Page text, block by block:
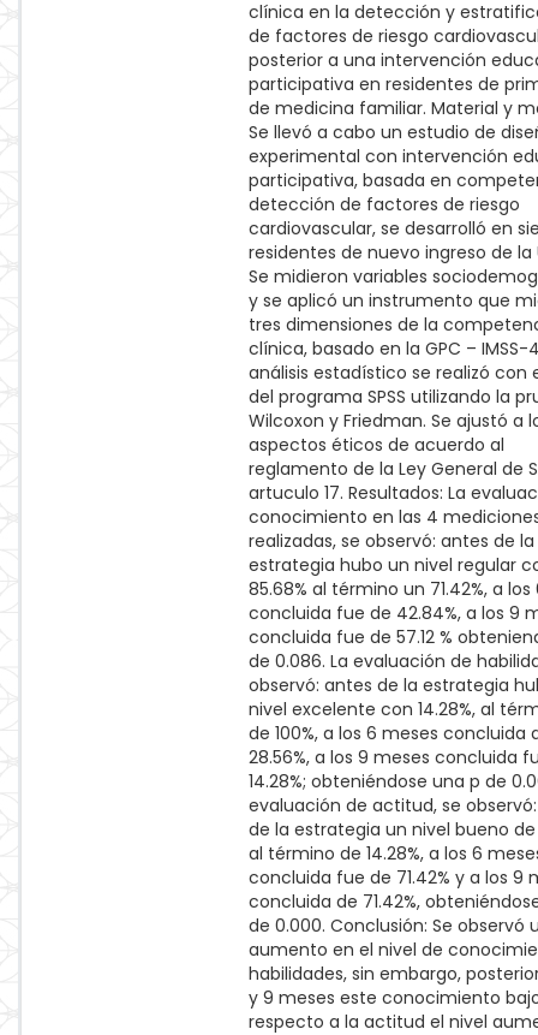
clínica en la detección y
de factores de riesgo
posterior a una intervención
participativa en residentes de
de medicina familiar. Material y
Se llevó a cabo un estudio de
experimental con intervención
participativa, basada en
detección de factores de riesgo
cardiovascular, se desarrolló en
residentes de nuevo ingreso de la
Se midieron variables
y se aplicó un instrumento que
tres dimensiones de la
clínica, basado en la GPC – IMSS-
análisis estadístico se realizó con
del programa SPSS utilizando la
Wilcoxon y Friedman. Se ajustó a
aspectos éticos de acuerdo al
reglamento de la Ley General de
artuculo 17. Resultados: La
conocimiento en las 4
realizadas, se observó: antes de la
estrategia hubo un nivel regular
85.68% al término un 71.42%, a
concluida fue de 42.84%, a los 9
concluida fue de 57.12 %
de 0.086. La evaluación de
observó: antes de la estrategia
nivel excelente con 14.28%, al
de 100%, a los 6 meses concluida
28.56%, a los 9 meses concluida
14.28%; obteniéndose una p de
evaluación de actitud, se
de la estrategia un nivel bueno de
al término de 14.28%, a los 6
concluida fue de 71.42% y a los 9
concluida de 71.42%,
de 0.000. Conclusión: Se observó
aumento en el nivel de
habilidades, sin embargo,
y 9 meses este conocimiento
respecto a la actitud el nivel